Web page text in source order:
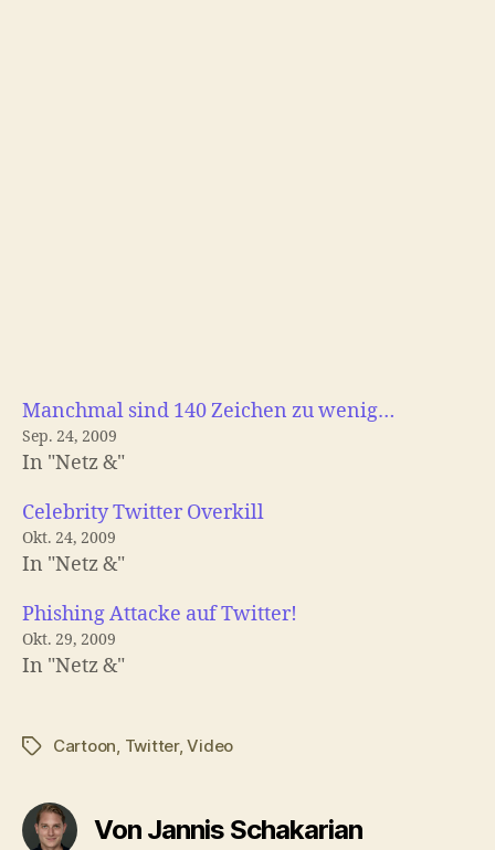
Manchmal sind 140 Zeichen zu wenig…
Sep. 24, 2009
In "Netz &"
Celebrity Twitter Overkill
Okt. 24, 2009
In "Netz &"
Phishing Attacke auf Twitter!
Okt. 29, 2009
In "Netz &"
Schlagwörter
Cartoon, Twitter,Video
Von Jannis Schakarian